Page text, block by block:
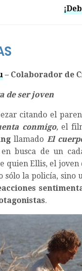
– Colaborador de
de ser joven
citando el
conmigo,el
llamado El
en busca de un
quien Ellis, el
sólo la policía, sino
.